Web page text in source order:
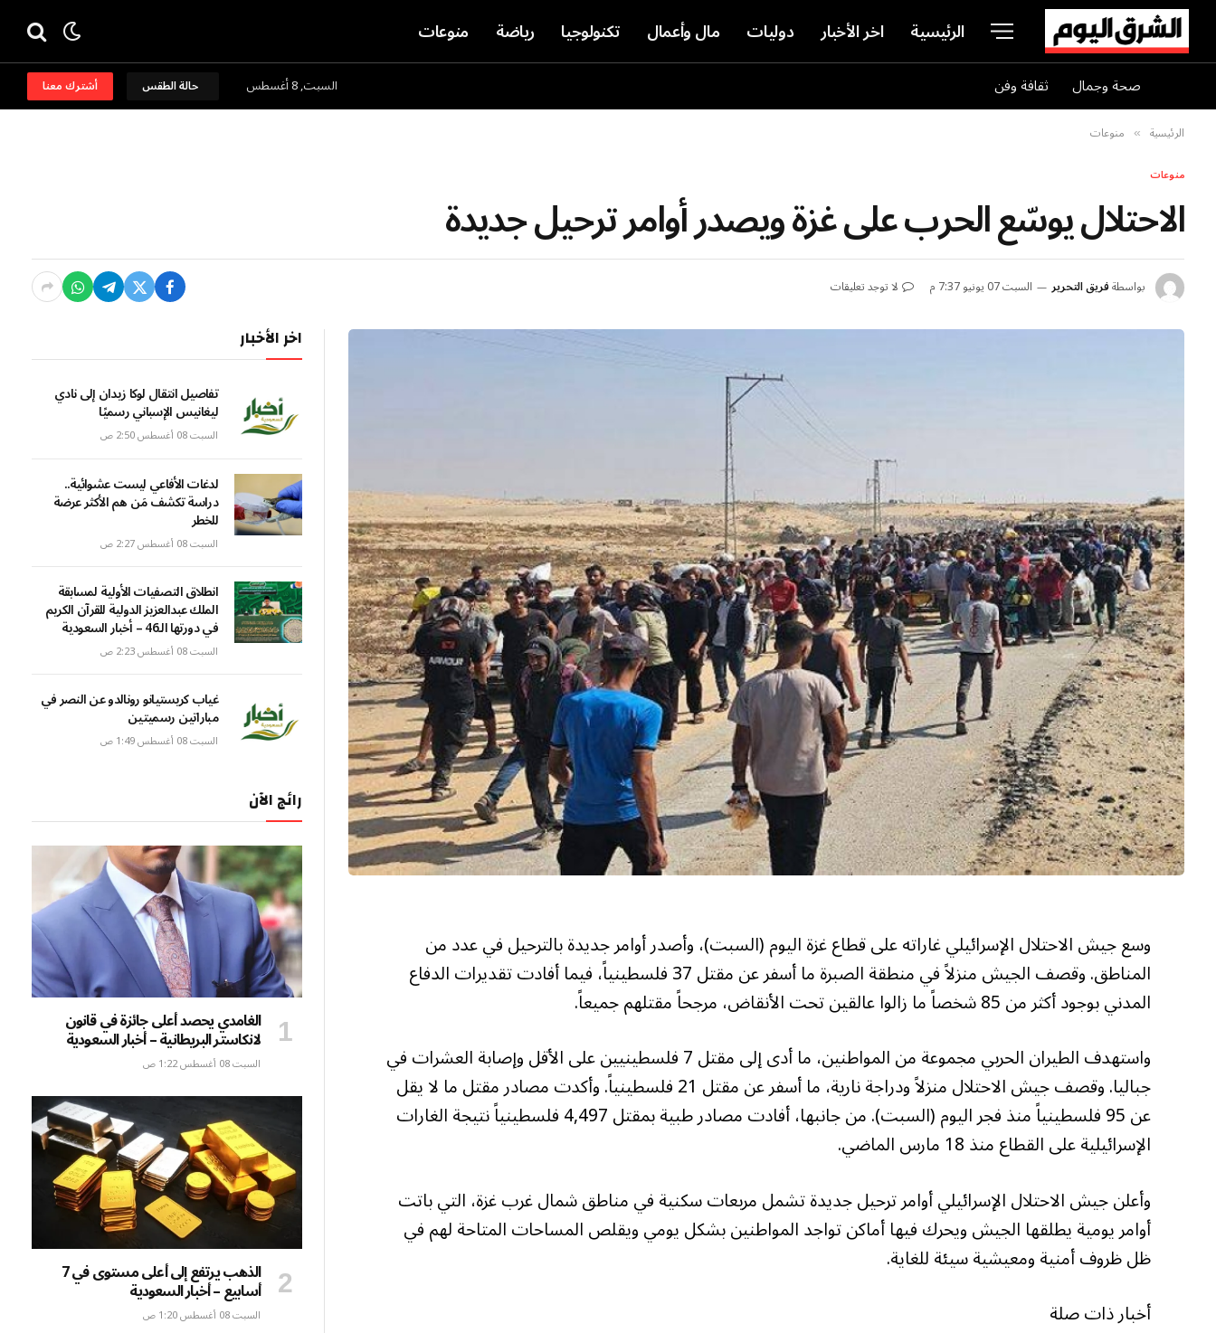
الرئيسية اخر الأخبار دوليات مال وأعمال تكنولوجيا رياضة منوعات
صحة وجمال ثقافة وفن السبت, 8 أغسطس حالة الطقس أشترك معنا
الرئيسية » منوعات
منوعات
الاحتلال يوسّع الحرب على غزة ويصدر أوامر ترحيل جديدة
بواسطةفريق التحرير السبت 07 يونيو 7:37 م لا توجد تعليقات
وسع جيش الاحتلال الإسرائيلي غاراته على قطاع غزة اليوم (السبت)، وأصدر أوامر جديدة بالترحيل في عدد من
المناطق. وقصف الجيش منزلاً في منطقة الصبرة ما أسفر عن مقتل 37 فلسطينياً، فيما أفادت تقديرات الدفاع
المدني بوجود أكثر من 85 شخصاً ما زالوا عالقين تحت الأنقاض، مرجحاً مقتلهم جميعاً.
واستهدف الطيران الحربي مجموعة من المواطنين، ما أدى إلى مقتل 7 فلسطينيين على الأقل وإصابة العشرات في
جباليا. وقصف جيش الاحتلال منزلاً ودراجة نارية، ما أسفر عن مقتل 21 فلسطينياً. وأكدت مصادر مقتل ما لا يقل
عن 95 فلسطينياً منذ فجر اليوم (السبت). من جانبها، أفادت مصادر طبية بمقتل 4,497 فلسطينياً نتيجة الغارات
الإسرائيلية على القطاع منذ 18 مارس الماضي.
وأعلن جيش الاحتلال الإسرائيلي أوامر ترحيل جديدة تشمل مربعات سكنية في مناطق شمال غرب غزة، التي باتت
أوامر يومية يطلقها الجيش ويحرك فيها أماكن تواجد المواطنين بشكل يومي ويقلص المساحات المتاحة لهم في
ظل ظروف أمنية ومعيشية سيئة للغاية.
أخبار ذات صلة
اخر الأخبار
تفاصيل انتقال لوكا زيدان إلى نادي
ليغانيس الإسباني رسميًا
السبت 08 أغسطس 2:50 ص
لدغات الأفاعي ليست عشوائية..
دراسة تكشف مَن هم الأكثر عرضة
للخطر
السبت 08 أغسطس 2:27 ص
انطلاق التصفيات الأولية لمسابقة
الملك عبدالعزيز الدولية للقرآن الكريم
في دورتها الـ46 – أخبار السعودية
السبت 08 أغسطس 2:23 ص
غياب كريستيانو رونالدو عن النصر في
مباراتين رسميتين
السبت 08 أغسطس 1:49 ص
رائج الآن
الغامدي يحصد أعلى جائزة في قانون
لانكاستر البريطانية – أخبار السعودية
السبت 08 أغسطس 1:22 ص
الذهب يرتفع إلى أعلى مستوى في 7
أسابيع – أخبار السعودية
السبت 08 أغسطس 1:20 ص